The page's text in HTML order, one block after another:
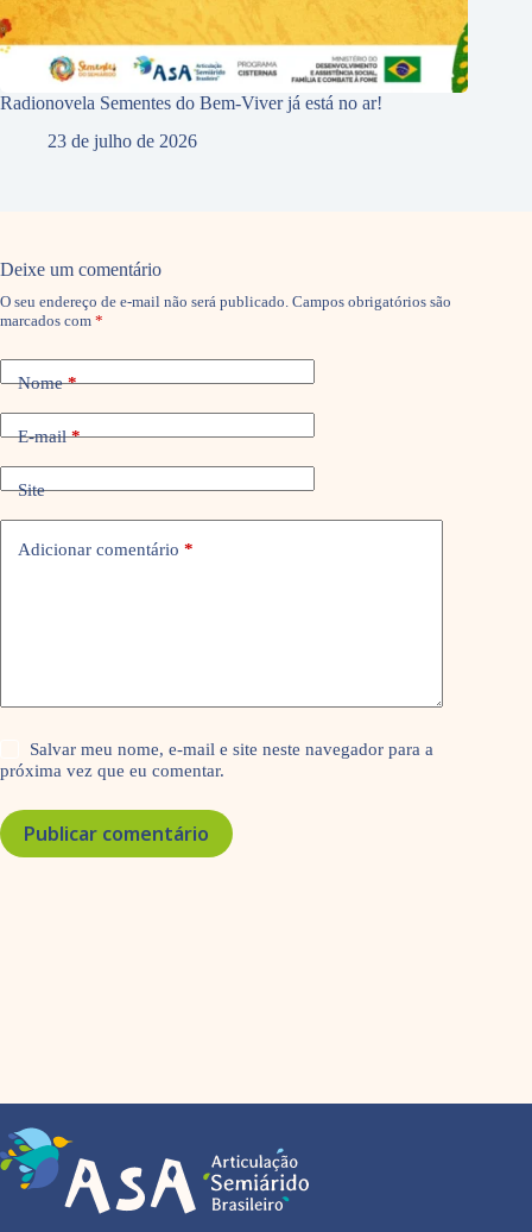
Radionovela Sementes do Bem-Viver já está no ar!
23 de julho de 2026
Deixe um comentário
O seu endereço de e-mail não será publicado. Campos obrigatórios são
marcados com *
Nome*
E-mail*
Site
Adicionar comentário *
Salvar meu nome, e-mail e site neste navegador para a
próxima vez que eu comentar.
Publicar comentário